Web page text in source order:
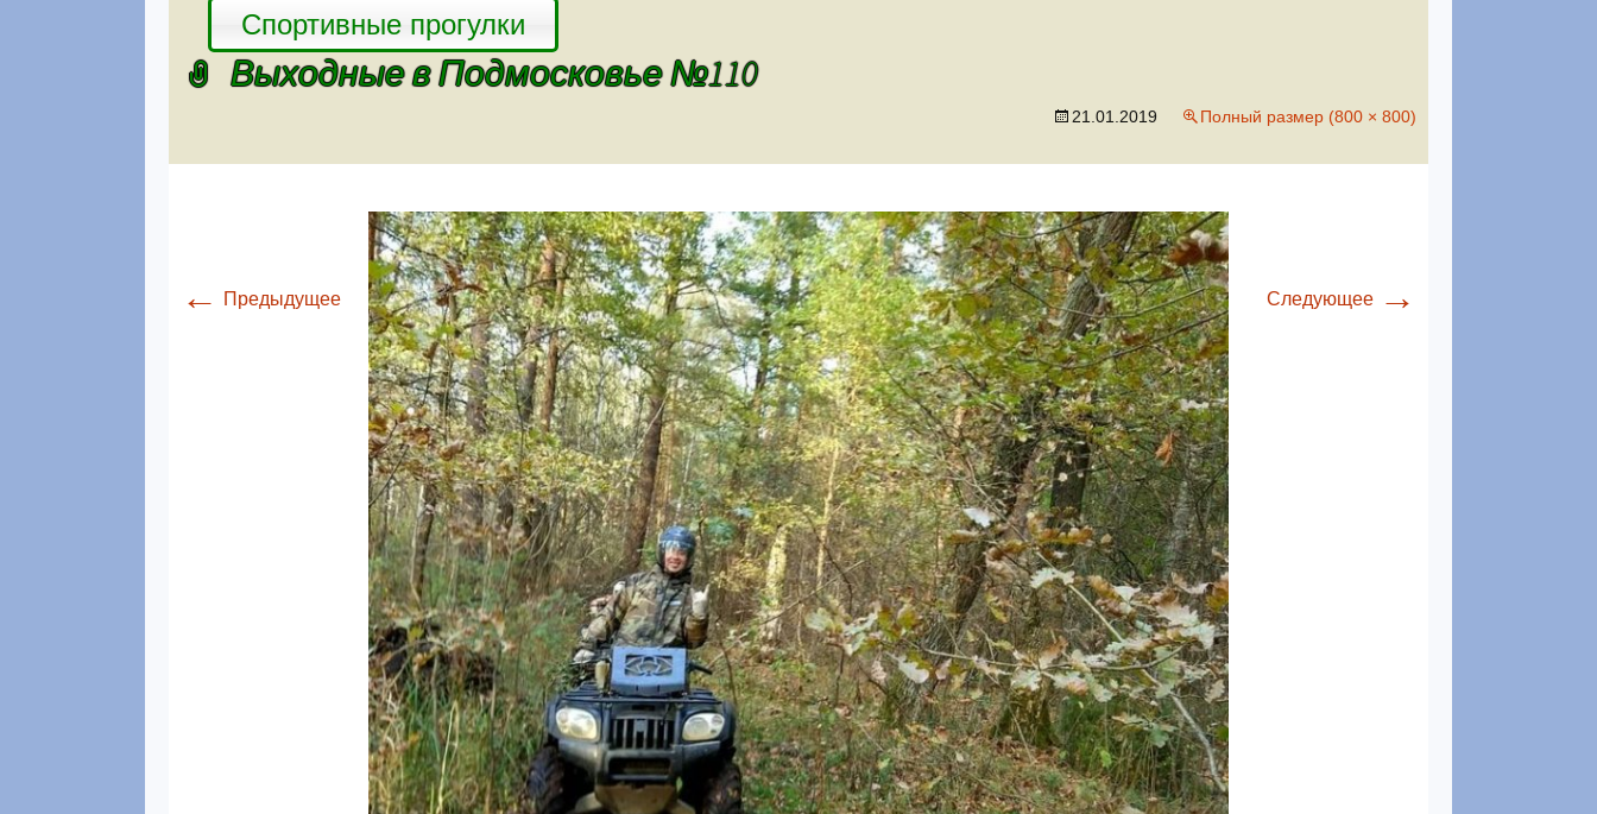
Спортивные прогулки
Выходные в Подмосковье №110
21.01.2019 Полный размер (800 × 800)
← Предыдущее Следующее →